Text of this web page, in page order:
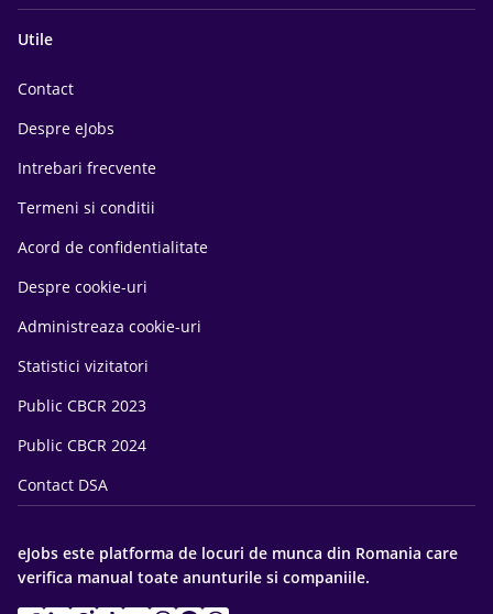
Utile
Contact
Despre eJobs
Intrebari frecvente
Termeni si conditii
Acord de confidentialitate
Despre cookie-uri
Administreaza cookie-uri
Statistici vizitatori
Public CBCR 2023
Public CBCR 2024
Contact DSA
eJobs este platforma de locuri de munca din Romania care
verifica manual toate anunturile si companiile.